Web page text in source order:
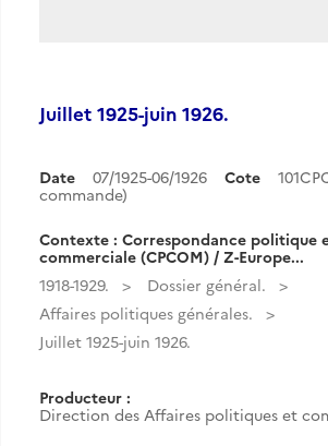
Juillet 1925-juin 1926.
Date 07/1925-06/1926 Cote
commande)
Contexte : Correspondance politique
commerciale (CPCOM) / Z-Europe...
1918-1929.
Dossier général.
Affaires politiques générales.
Juillet 1925-juin 1926.
Producteur :
Direction des Affaires politiques et